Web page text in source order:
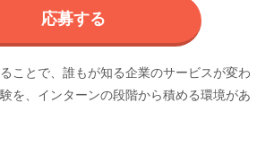
応募する
ことで、誰もが知る企業のサービスが変わ
を、インターンの段階から積める環境があ